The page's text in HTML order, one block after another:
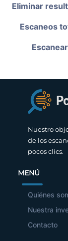
Eliminar
Escaneos
Nuestro
de los
pocos clics.
MENÚ
Quiénes
Nuestra
Contacto